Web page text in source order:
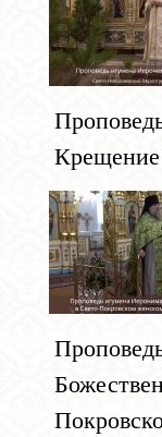
Крещение